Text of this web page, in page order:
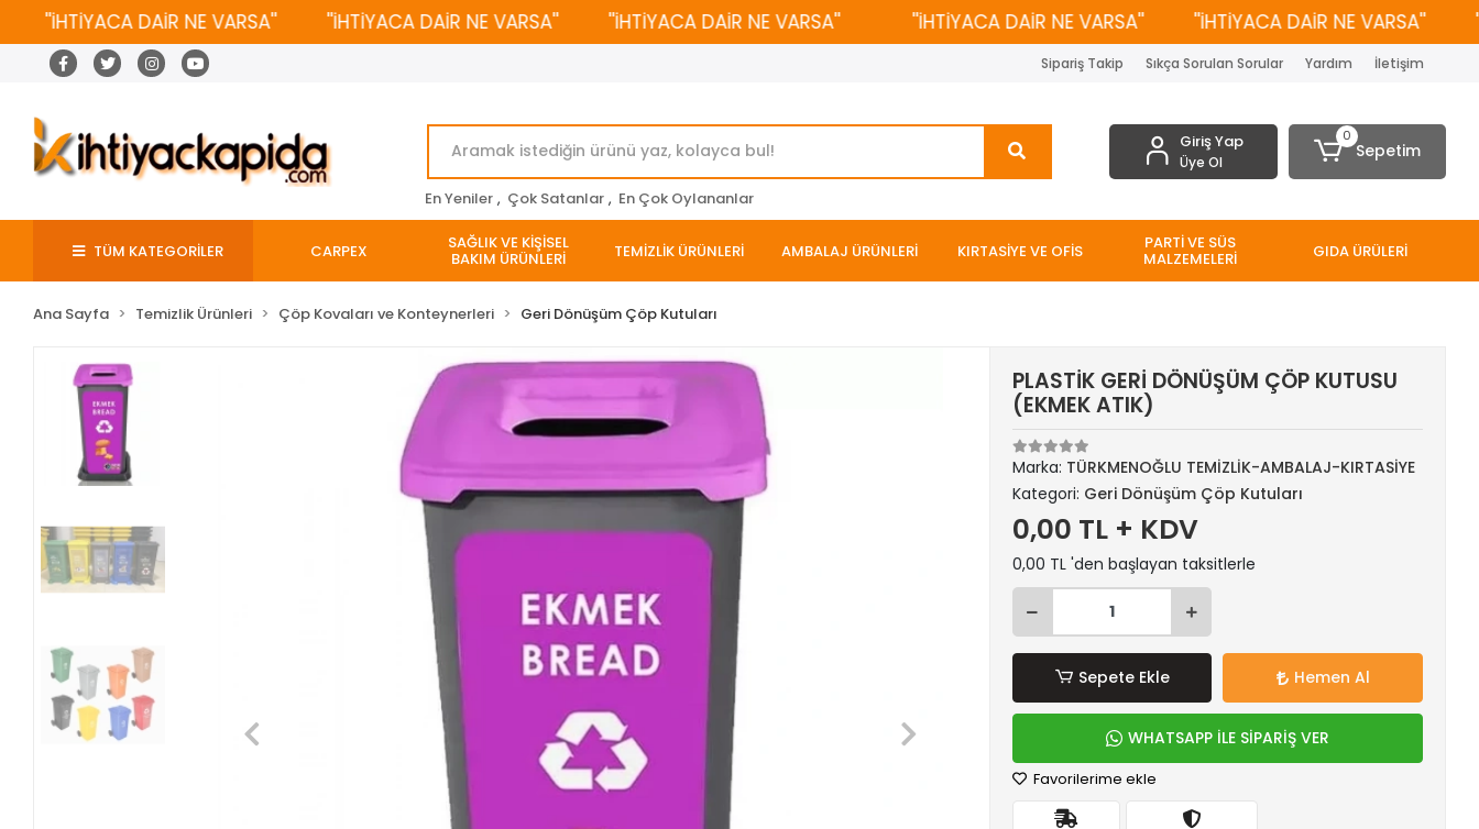
''İHTİYACA DAİR NE VARSA'' ''İHTİYACA DAİR NE VARSA'' ''İHTİYACA DAİR NE VARSA'' ''İHTİYACA DAİR NE VARSA'' ''İHTİYACA DAİR NE VARSA''
Sipariş Takip Sıkça Sorulan Sorular Yardım İletişim
En Yeniler , Çok Satanlar , En Çok Oylananlar
Giriş Yap
Üye Ol
0
Sepetim
TÜM KATEGORİLER CARPEX SAĞLIK VE KİŞİSEL
BAKIM ÜRÜNLERİ TEMİZLİK ÜRÜNLERİ AMBALAJ ÜRÜNLERİ KIRTASİYE VE OFİS PARTİ VE SÜS
MALZEMELERİ GIDA ÜRÜLERİ
Ana Sayfa Temizlik Ürünleri Çöp Kovaları ve Konteynerleri Geri Dönüşüm Çöp Kutuları
PLASTİK GERİ DÖNÜŞÜM ÇÖP KUTUSU
(EKMEK ATIK)
Marka: TÜRKMENOĞLU TEMİZLİK-AMBALAJ-KIRTASİYE
Kategori: Geri Dönüşüm Çöp Kutuları
0,00 TL + KDV
0,00 TL 'den başlayan taksitlerle
Sepete Ekle Hemen Al
WHATSAPP İLE SİPARİŞ VER
Favorilerime ekle